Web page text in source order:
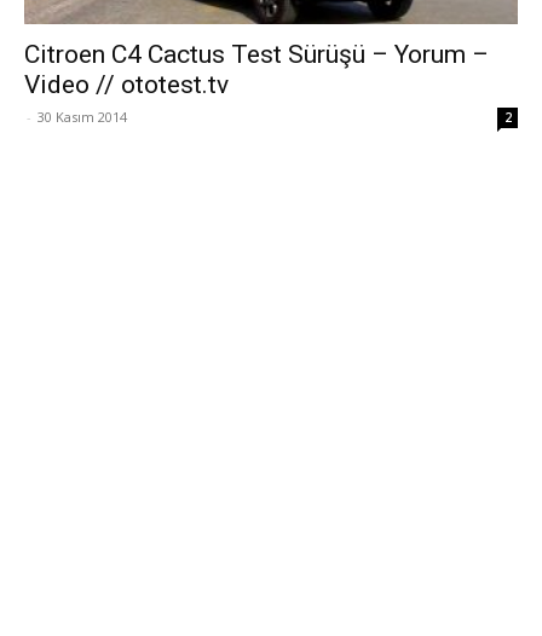
Citroen C4 Cactus Test Sürüşü – Yorum –
Video // ototest.tv
- 30 Kasım 2014 2